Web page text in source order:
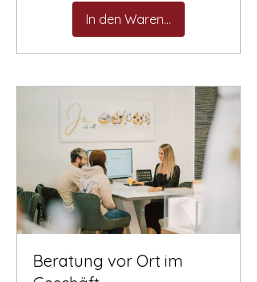
In den Warenkorb
Beratung vor Ort im